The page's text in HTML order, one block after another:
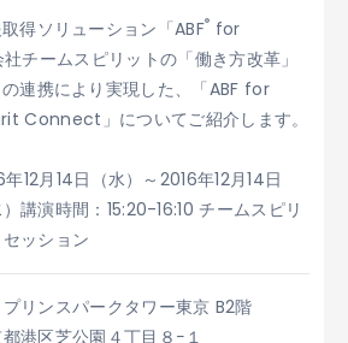
得ソリューション「ABF® for
チームスピリットの「働き方改革」
連携により実現した、「ABF for
Connect」についてご紹介します。
年12月14日（水）～2016年12月14日
）講演時間：15:20-16:10 チームスピリ
セッション
リンスパークタワー東京 B2階
港区芝公園４丁目８−１